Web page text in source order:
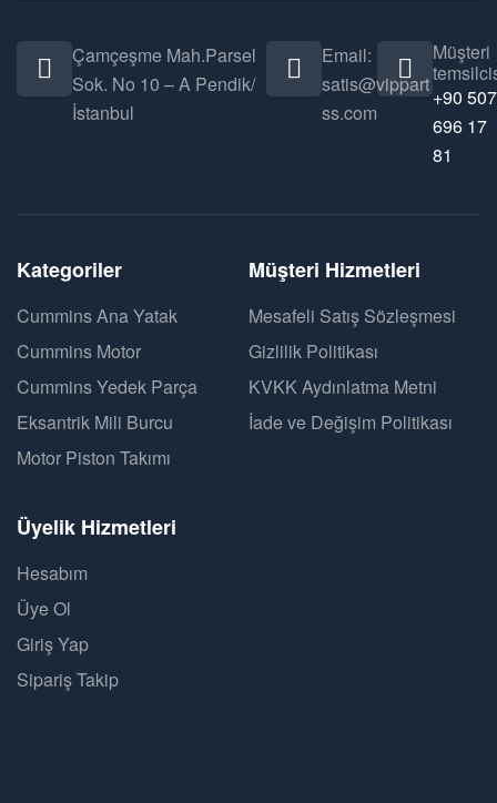
Çamçeşme Mah.Parsel
Sok. No 10 – A Pendik/
İstanbul
Email:
satis@vippart
ss.com
Müşteri
+90 507
696 17
81
Kategoriler
Cummins Ana Yatak
Cummins Motor
Cummins Yedek Parça
Eksantrik Mili Burcu
Motor Piston Takımı
Müşteri Hizmetleri
Mesafeli Satış Sözleşmesi
Gizlilik Politikası
KVKK Aydınlatma Metni
İade ve Değişim Politikası
Üyelik Hizmetleri
Hesabım
Üye Ol
Giriş Yap
Sipariş Takip